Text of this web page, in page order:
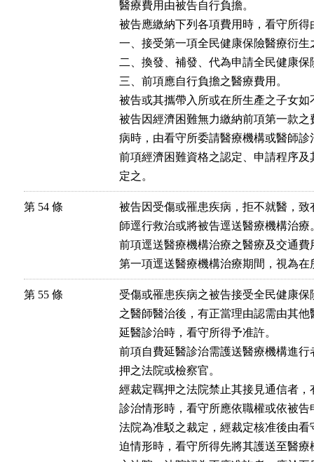
醫療費用由被告自行負擔。
被告應繳納下列各項費用時，看守所
一、接受第一項全民健康保險醫療衍生
二、換發、補發、代為申請全民健康
三、前項應自行負擔之醫療費用。
被告或其攜帶入所或在所生產之子女
被告因經濟困難無力繳納前項第一款
病時，由看守所委請醫療機構或醫師診
前項經濟困難資格之認定、申請程序
定之。
第 54 條
被告因受傷或罹患疾病，拒不就醫，
師逕行救治或將被告逕送醫療機構治療
前項逕送醫療機構治療之醫療及交通
第一項逕送醫療機構治療期間，視為在
第 55 條
受傷或罹患疾病之被告接受全民健康
之醫師醫治後，有正當理由認需由其
延醫診治時，看守所得予准許。
前項自費延醫診治需護送醫療機構進
押之法院或檢察官。
經裁定羈押之法院禁止其接見通信者
診治情形時，看守所應依職權或依被
法院為准駁之裁定，經裁定核准後由
迫情形時，看守所得先將其護送至醫